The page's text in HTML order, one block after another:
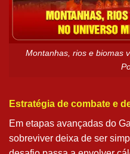
Montanhas, rios e biomas
Estratégia de combate e
Em etapas avançadas do
sobreviver deixa de ser